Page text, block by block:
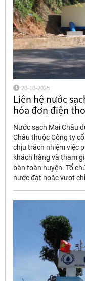
20-10-2025
Liên hệ nước
hóa đơn điện
Nước sạch Mai Châu
Châu thuộc Công ty
chịu trách nhiệm việc
khách hàng và tham
bàn toàn huyện. Tổ
nước đạt hoặc vượt